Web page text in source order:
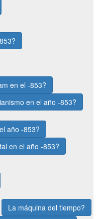
en el -853?
en el año -853?
año -853?
en el año -853?
La máquina del tiempo?